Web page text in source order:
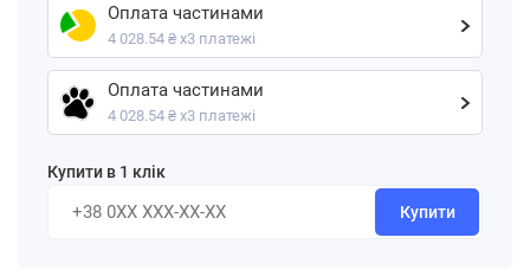
Оплата частинами
4 028.54 ₴ х3 платежі
Оплата частинами
4 028.54 ₴ х3 платежі
Купити в 1 клік
Купити